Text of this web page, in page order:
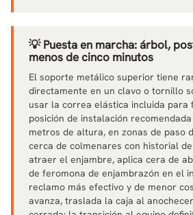
💡 Puesta en marcha: árbol,
menos de cinco minutos
El soporte metálico superior tiene
directamente en un clavo o tornillo
usar la correa elástica incluida para
posición de instalación
metros de altura, en zonas de paso
cerca de colmenares con historial
atraer el enjambre, aplica cera de
de feromona de enjambrazón en el
reclamo más efectivo y de menor
avanza, traslada la caja al